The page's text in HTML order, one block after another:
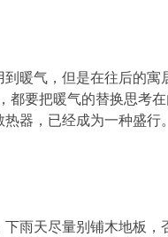
暖气，但是在往后的
都要把暖气的替换思考
器，已经成为一种盛行
雨天尽量别铺木地板